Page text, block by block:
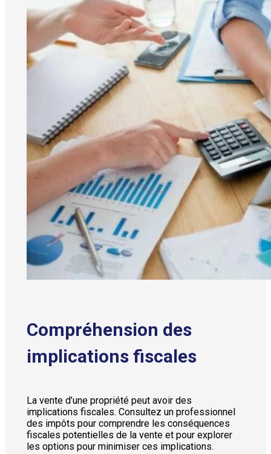
Compréhension des
implications fiscales
La vente d’une propriété peut avoir des
implications fiscales. Consultez un professionnel
des impôts pour comprendre les conséquences
fiscales potentielles de la vente et pour explorer
les options pour minimiser ces implications.